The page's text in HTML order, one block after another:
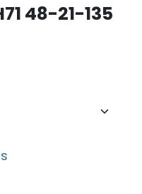
48-21-135